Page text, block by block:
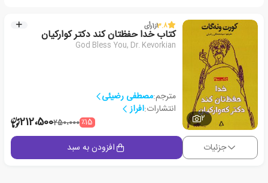
2
3.8از1رأی
کتاب خدا حفظتان کند دکتر کوارکیان
God Bless You, Dr. Kevorkian
مترجم:مصطفی رضیئی
انتشارات:افراز
٪15250،000212،500
جزئیات افزودن به سبد